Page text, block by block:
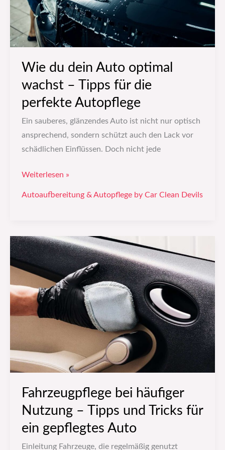
Wie du dein Auto optimal
wachst – Tipps für die
perfekte Autopflege
Ein sauberes, glänzendes Auto ist nicht nur optisch
ansprechend, sondern schützt auch den Lack vor
schädlichen Einflüssen. Doch nicht jede
Tipps
für
die
Autopflege
Weiterlesen »
Autoaufbereitung & Autopflege by Car Clean Devils
Fahrzeugpflege bei häufiger
Nutzung – Tipps und Tricks für
ein gepflegtes Auto
Einleitung Fahrzeuge, die regelmäßig genutzt
Fahrzeugpflege
bei
häufiger
Nutzung
–
Tipps
für
Auto